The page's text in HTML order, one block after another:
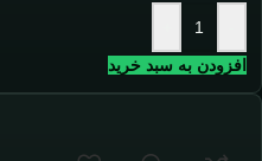
افزودن به سبد خرید